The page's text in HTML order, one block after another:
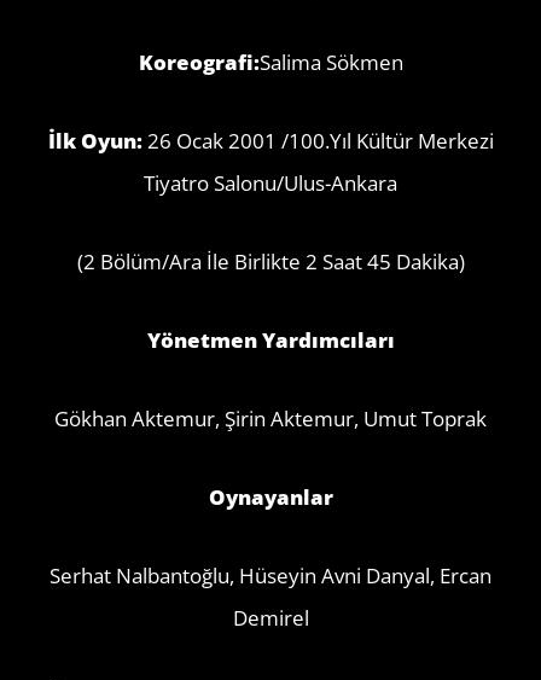
Koreografi:Salima Sökmen
İlk Oyun:26 Ocak 2001 /100.Yıl Kültür Merkezi
Tiyatro Salonu/Ulus-Ankara
(2 Bölüm/Ara İle Birlikte 2 Saat 45 Dakika)
Yönetmen Yardımcıları
Gökhan Aktemur, Şirin Aktemur, Umut Toprak
Oynayanlar
Serhat Nalbantoğlu, Hüseyin Avni Danyal, Ercan
Demirel